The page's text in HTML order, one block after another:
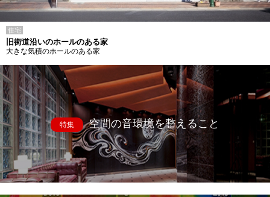
住宅
旧街道沿いのホールのある家
大きな気積のホールのある家
特集 空間の音環境を整えること